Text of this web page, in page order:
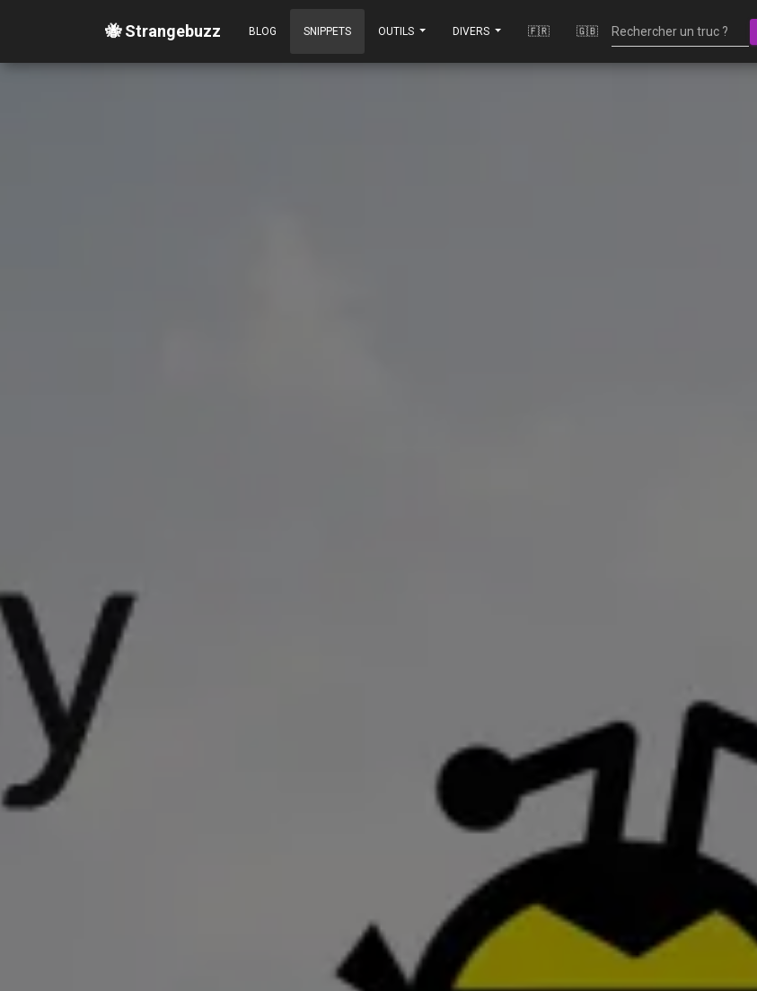
🐝 Strangebuzz BLOG SNIPPETS OUTILS DIVERS 🇫🇷 🇬🇧